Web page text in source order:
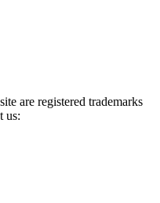
are registered trademarks
us: